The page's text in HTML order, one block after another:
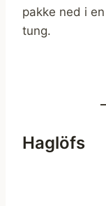
pakke ned i
tung.
Haglöfs